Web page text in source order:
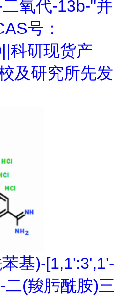
氧代-13b-"并
号：
科研现货产
及研究所先发
基)-[1,1':3',1'-
二(羧肟酰胺)三